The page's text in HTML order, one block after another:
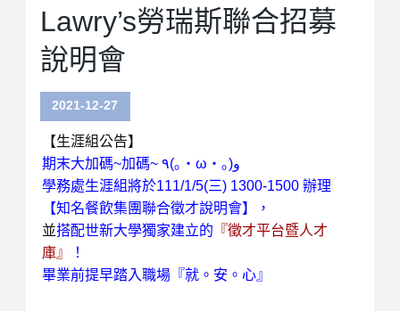
Lawry’s勞瑞斯聯合招募
說明會
2021-12-27
【生涯組公告】
期末大
加碼~加碼~ ٩(｡・ω・｡)و
學務處生涯組將於111/1/5(三) 1300-1500 辦理
【知名餐飲集團聯合徵才說明會】
，
並搭配世新大學獨家建立的 『徵才平台暨人才
庫』
！
畢業前提早踏入職場『就。 安。 心』